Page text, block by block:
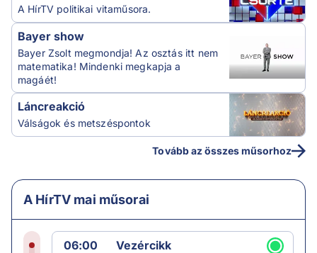
A HírTV politikai vitaműsora.
Bayer show
Bayer Zsolt megmondja! Az osztás itt nem
matematika! Mindenki megkapja a
magáét!
Láncreakció
Válságok és metszéspontok
Tovább az összes műsorhoz
A HírTV mai műsorai
06:00
Vezércikk